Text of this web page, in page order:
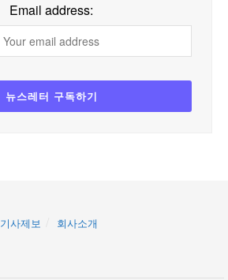
Email address:
기사제보 회사소개